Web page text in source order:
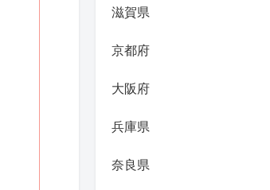
滋賀県
京都府
大阪府
兵庫県
奈良県